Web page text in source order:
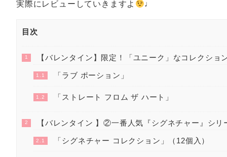
実際にレビューしていきますよ
♩
目次
1 【バレンタイン】限定！「ユニーク」なコレクショ
1.1 「ラブ ポーション」
1.2 「ストレート フロム ザ ハート」
2 【バレンタイン 】②一番人気『シグネチャー』シリ
2.1 「シグネチャー コレクション」（12個入）